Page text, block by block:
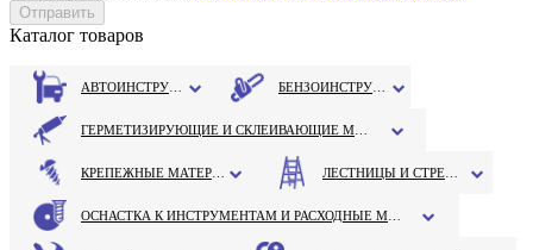
Каталог товаров